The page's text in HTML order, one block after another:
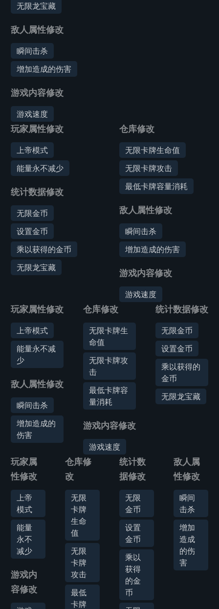
无限龙宝藏
敌人属性修改
瞬间击杀
增加造成的伤害
游戏内容修改
游戏速度
玩家属性修改
上帝模式
能量永不减少
统计数据修改
无限金币
设置金币
乘以获得的金币
无限龙宝藏
仓库修改
无限卡牌生命值
无限卡牌攻击
最低卡牌容量消耗
敌人属性修改
瞬间击杀
增加造成的伤害
游戏内容修改
游戏速度
玩家属性修改
上帝模式
能量永不减
少
敌人属性修改
瞬间击杀
增加造成的
伤害
仓库修改
无限卡牌生
命值
无限卡牌攻
击
最低卡牌容
量消耗
游戏内容修改
游戏速度
统计数据修改
无限金币
设置金币
乘以获得的
金币
无限龙宝藏
玩家属
性修改
上帝
模式
能量
永不
减少
游戏内
容修改
仓库修
改
无限
卡牌
生命
值
无限
卡牌
攻击
最低
卡牌
统计数
据修改
无限
金币
设置
金币
乘以
获得
的金
币
敌人属
性修改
瞬间
击杀
增加
造成
的伤
害